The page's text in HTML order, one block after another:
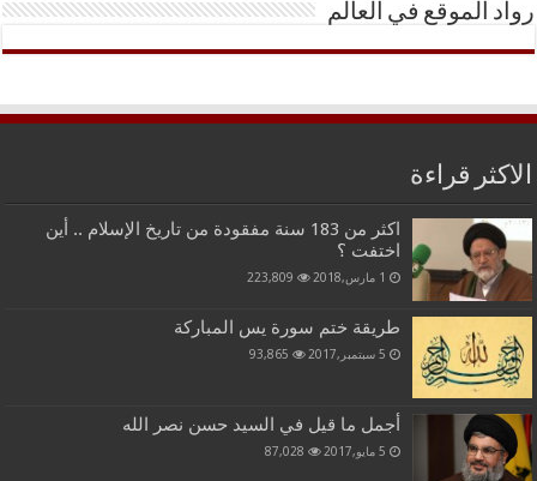
رواد الموقع في العالم
الاكثر قراءة
اكثر من 183 سنة مفقودة من تاريخ الإسلام .. أين
اختفت ؟
1 مارس,2018 223,809
طريقة ختم سورة يس المباركة
5 سبتمبر,2017 93,865
أجمل ما قيل في السيد حسن نصر الله
5 مايو,2017 87,028